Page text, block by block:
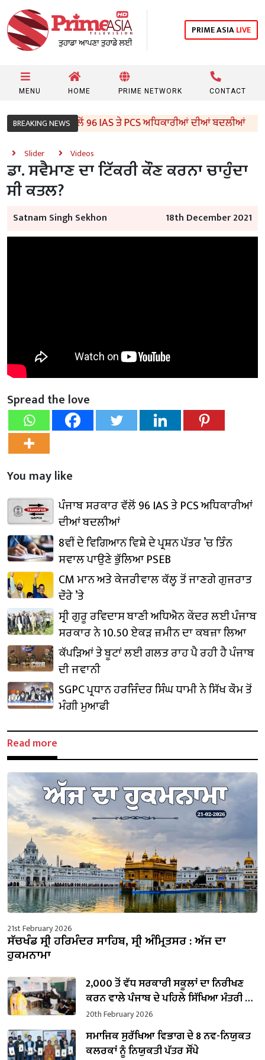
PRIME ASIALIVE
MENU HOME PRIME NETWORK CONTACT
BREAKING NEWS
ਸਰਕਾਰ ਵੱਲੋਂ 96 IAS ਤੇ PCS ਅਧਿਕਾਰੀਆਂ ਦੀਆਂ ਬਦਲੀਆਂ
Slider Videos
ਡਾ. ਸਵੈਮਾਣ ਦਾ ਟਿੱਕਰੀ ਕੌਣ ਕਰਨਾ ਚਾਹੁੰਦਾ
ਸੀ ਕਤਲ?
Satnam Singh Sekhon 18th December 2021
Spread the love
You may like
ਪੰਜਾਬ ਸਰਕਾਰ ਵੱਲੋਂ 96 IAS ਤੇ PCS ਅਧਿਕਾਰੀਆਂ
ਦੀਆਂ ਬਦਲੀਆਂ
8ਵੀਂ ਦੇ ਵਿਗਿਆਨ ਵਿਸ਼ੇ ਦੇ ਪ੍ਰਸ਼ਨ ਪੱਤਰ ’ਚ ਤਿੰਨ
ਸਵਾਲ ਪਾਉਣੇ ਭੁੱਲਿਆ PSEB
CM ਮਾਨ ਅਤੇ ਕੇਜਰੀਵਾਲ ਕੱਲ੍ਹ ਤੋਂ ਜਾਣਗੇ ਗੁਜਰਾਤ
ਦੌਰੇ ’ਤੇ
ਸ੍ਰੀ ਗੁਰੂ ਰਵਿਦਾਸ ਬਾਣੀ ਅਧਿਐਨ ਕੇਂਦਰ ਲਈ ਪੰਜਾਬ
ਸਰਕਾਰ ਨੇ 10.50 ਏਕੜ ਜ਼ਮੀਨ ਦਾ ਕਬਜ਼ਾ ਲਿਆ
ਕੱਪੜਿਆਂ ਤੇ ਬੂਟਾਂ ਲਈ ਗਲਤ ਰਾਹ ਪੈ ਰਹੀ ਹੈ ਪੰਜਾਬ
ਦੀ ਜਵਾਨੀ
SGPC ਪ੍ਰਧਾਨ ਹਰਜਿੰਦਰ ਸਿੰਘ ਧਾਮੀ ਨੇ ਸਿੱਖ ਕੌਮ ਤੋਂ
ਮੰਗੀ ਮੁਆਫੀ
Read more
21st February 2026
ਸੱਚਖੰਡ ਸ੍ਰੀ ਹਰਿਮੰਦਰ ਸਾਹਿਬ, ਸ੍ਰੀ ਅੰਮ੍ਰਿਤਸਰ : ਅੱਜ ਦਾ
ਹੁਕਮਨਾਮਾ
2,000 ਤੋਂ ਵੱਧ ਸਰਕਾਰੀ ਸਕੂਲਾਂ ਦਾ ਨਿਰੀਖਣ
ਕਰਨ ਵਾਲੇ ਪੰਜਾਬ ਦੇ ਪਹਿਲੇ ਸਿੱਖਿਆ ਮੰਤਰੀ ਬਣੇ
ਹਰਜੋਤ ਸਿੰਘ ਬੈਂਸ
20th February 2026
ਸਮਾਜਿਕ ਸੁਰੱਖਿਆ ਵਿਭਾਗ ਦੇ 8 ਨਵ-ਨਿਯੁਕਤ
ਕਲਰਕਾਂ ਨੂੰ ਨਿਯੁਕਤੀ ਪੱਤਰ ਸੌਂਪੇ